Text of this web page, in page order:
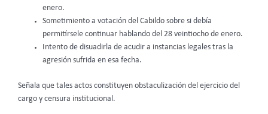
enero.
Sometimiento a votación del Cabildo sobre si debía
permitírsele continuar hablando del 28 veintiocho de enero.
Intento de disuadirla de acudir a instancias legales tras la
agresión sufrida en esa fecha.
Señala que tales actos constituyen obstaculización del ejercicio del
cargo y censura institucional.